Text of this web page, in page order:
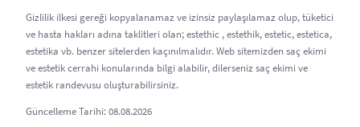
Gizlilik ilkesi gereği kopyalanamaz ve izinsiz paylaşılamaz olup, tüketici
ve hasta hakları adına taklitleri olan; estethic , estethik, estetic, estetica,
estetika vb. benzer sitelerden kaçınılmalıdır. Web sitemizden saç ekimi
ve estetik cerrahi konularında bilgi alabilir, dilerseniz saç ekimi ve
estetik randevusu oluşturabilirsiniz.
Güncelleme Tarihi: 08.08.2026